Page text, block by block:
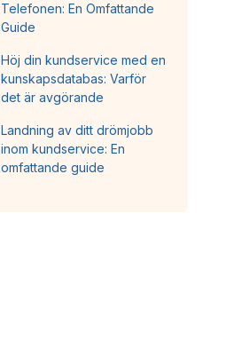
Telefonen: En Omfattande
Guide
Höj din kundservice med en
kunskapsdatabas: Varför
det är avgörande
Landning av ditt drömjobb
inom kundservice: En
omfattande guide